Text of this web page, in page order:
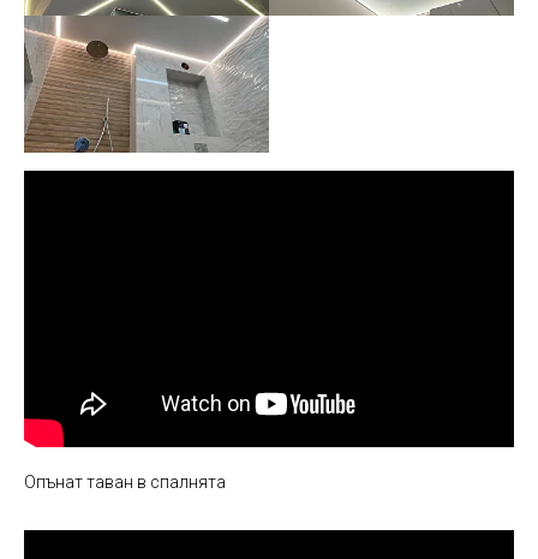
Опънат таван в спалнята